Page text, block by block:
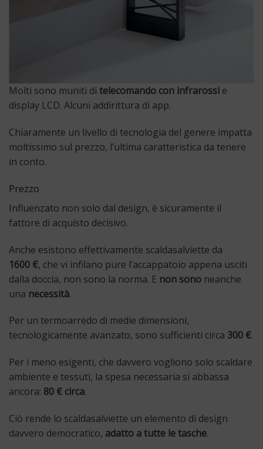
Molti sono muniti di telecomando con infrarossi e
display LCD. Alcuni addirittura di app.
Chiaramente un livello di tecnologia del genere impatta
moltissimo sul prezzo, l’ultima caratteristica da tenere
in conto.
Prezzo
Influenzato non solo dal design, è sicuramente il
fattore di acquisto decisivo.
Anche esistono effettivamente scaldasalviette da
1600 €, che vi infilano pure l’accappatoio appena usciti
dalla doccia, non sono la norma. E non sono neanche
una necessità.
Per un termoarredo di medie dimensioni,
tecnologicamente avanzato, sono sufficienti circa 300 €.
Per i meno esigenti, che davvero vogliono solo scaldare
ambiente e tessuti, la spesa necessaria si abbassa
ancora: 80 € circa.
Ciò rende lo scaldasalviette un elemento di design
davvero democratico, adatto a tutte le tasche.